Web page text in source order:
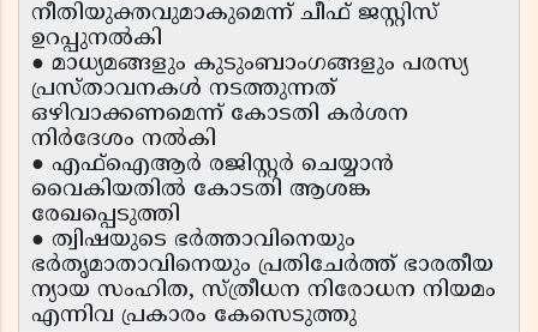
നീതിയുക്തവുമാകുമെന്ന് ചീഫ് ജസ്റ്റിസ്
ഉറപ്പുനൽകി
● മാധ്യമങ്ങളും കുടുംബാംഗങ്ങളും പരസ്യ
പ്രസ്താവനകൾ നടത്തുന്നത്
ഒഴിവാക്കണമെന്ന് കോടതി കർശന
നിർദേശം നൽകി
● എഫ്ഐആർ രജിസ്റ്റർ ചെയ്യാൻ
വൈകിയതിൽ കോടതി ആശങ്ക
രേഖപ്പെടുത്തി
● ത്വിഷയുടെ ഭർത്താവിനെയും
ഭർതൃമാതാവിനെയും പ്രതിചേർത്ത് ഭാരതീയ
ന്യായ സംഹിത, സ്ത്രീധന നിരോധന നിയമം
എന്നിവ പ്രകാരം കേസെടുത്തു